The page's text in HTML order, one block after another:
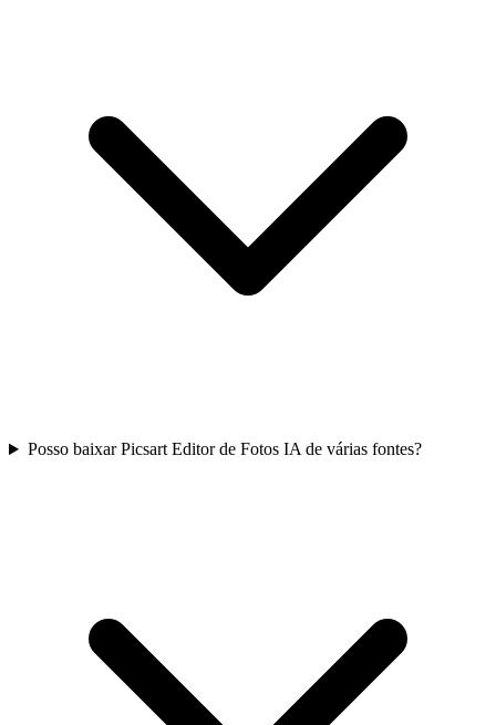
Posso baixar Picsart Editor de Fotos IA de várias fontes?